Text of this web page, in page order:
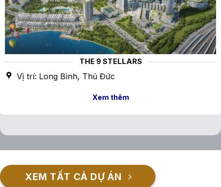
THE 9 STELLARS
Vị trí: Long Bình, Thủ Đức
Xem thêm
XEM TẤT CẢ DỰ ÁN